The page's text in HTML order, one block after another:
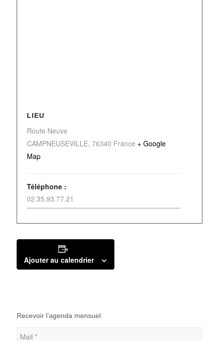
LIEU
Route Neuve
CAMPNEUSEVILLE, 76340 France + Google
Map
Téléphone :
02.35.93.77.21
Ajouter au calendrier
Recevoir l’agenda mensuel.